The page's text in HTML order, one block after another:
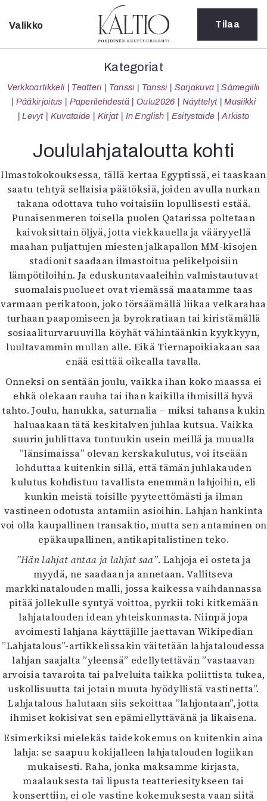
Sulje
Kategoriat
Verkkoartikkeli
Teatteri
Tanssi
Sarjakuva
Sámegillii
Pääkirjoitus
Paperilehdestä
Oulu2026
Näyttelyt
Musiikki
Levyt
Kuvataide
Kirjat
In English
Esitystaide
Arkisto
Lehdet
4/2026
2–3/2026
1/2026
6/2025
5/2025 saame
5/2025
Lehtiarkisto
Info
Tilaus ja irtonumerot
Yhteistyössä
Toimitus
Mediatiedot
Kaltio ry
Valikko Tilaa
Kategoriat
Verkkoartikkeli Teatteri Tanssi Tanssi Sarjakuva
Sámegillii
Pääkirjoitus
Paperilehdestä Oulu2026 Näyttelyt
Musiikki
Levyt
Kuvataide Kirjat In English Esitystaide Arkisto
Joululahjataloutta kohti
Ilmastokokouksessa, tällä kertaa Egyptissä, ei taaskaan
saatu tehtyä sellaisia päätöksiä, joiden avulla nurkan
takana odottava tuho voitaisiin lopullisesti estää.
Punaisenmeren toisella puolen Qatarissa poltetaan
kaivoksittain öljyä, jotta viekkauella ja vääryyellä
maahan puljattujen miesten jalkapallon MM-kisojen
stadionit saadaan ilmastoitua pelikelpoisiin
lämpötiloihin. Ja eduskuntavaaleihin valmistautuvat
suomalaispuolueet ovat viemässä maatamme taas
varmaan perikatoon, joko törsäämällä liikaa velkarahaa
turhaan paapomiseen ja byrokratiaan tai kiristämällä
sosiaaliturvaruuvilla köyhät vähintäänkin kyykkyyn,
luultavammin mullan alle. Eikä Tiernapoikiakaan saa
enää esittää oikealla tavalla.
Onneksi on sentään joulu, vaikka ihan koko maassa ei
ehkä olekaan rauha tai ihan kaikilla ihmisillä hyvä
tahto. Joulu, hanukka, saturnalia – miksi tahansa kukin
haluaakaan tätä keskitalven juhlaa kutsua. Vaikka
suurin juhlittava tuntuukin usein meillä ja muualla
”länsimaissa” olevan kerskakulutus, voi itseään
lohduttaa kuitenkin sillä, että tämän juhlakauden
kulutus kohdistuu tavallista enemmän lahjoihin, eli
kunkin meistä toisille pyyteettömästi ja ilman
vastineen odotusta antamiin asioihin. Lahjan hankinta
voi olla kaupallinen transaktio, mutta sen antaminen on
epäkaupallinen, antikapitalistinen teko.
”Hän lahjat antaa ja lahjat saa”. Lahjoja ei osteta ja
myydä, ne saadaan ja annetaan. Vallitseva
markkinatalouden malli, jossa kaikessa vaihdannassa
pitää jollekulle syntyä voittoa, pyrkii toki kitkemään
lahjatalouden idean yhteiskunnasta. Niinpä jopa
avoimesti lahjana käyttäjille jaettavan Wikipedian
”Lahjatalous”-artikkelissakin väitetään lahjataloudessa
lahjan saajalta ”yleensä” edellytettävän ”vastaavan
arvoisia tavaroita tai palveluita taikka poliittista tukea,
uskollisuutta tai jotain muuta hyödyllistä vastinetta”.
Lahjatalous halutaan siis sekoittaa ”lahjontaan”, jotta
ihmiset kokisivat sen epämiellyttävänä ja likaisena.
Esimerkiksi mielekäs taidekokemus on kuitenkin aina
lahja: se saapuu kokijalleen lahjatalouden logiikan
mukaisesti. Raha, jonka maksamme kirjasta,
maalauksesta tai lipusta teatteriesitykseen tai
konserttiin, ei ole vastine kokemuksesta vaan siitä